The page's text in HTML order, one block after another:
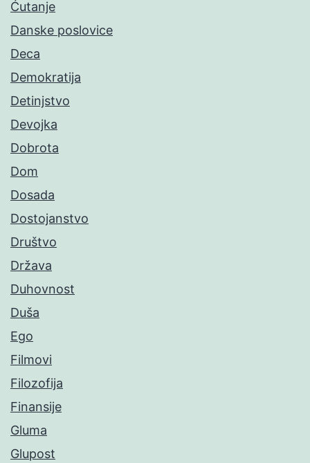
Ćutanje
Danske poslovice
Deca
Demokratija
Detinjstvo
Devojka
Dobrota
Dom
Dosada
Dostojanstvo
Društvo
Država
Duhovnost
Duša
Ego
Filmovi
Filozofija
Finansije
Gluma
Glupost